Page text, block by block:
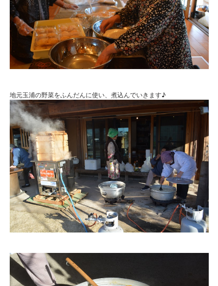
地元玉浦の野菜をふんだんに使い、煮込んでいきます♪